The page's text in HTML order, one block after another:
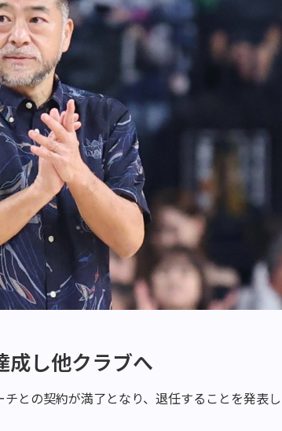
成し他クラブへ
との契約が満了となり、退任することを発表し